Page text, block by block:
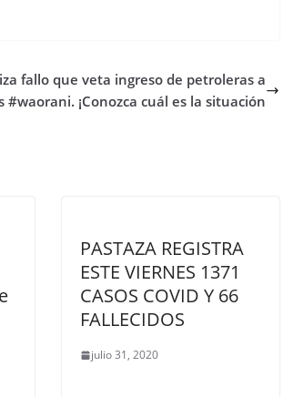
fallo que veta ingreso de petroleras a
#waorani. ¡Conozca cuál es la situación
PASTAZA REGISTRA
ESTE VIERNES 1371
CASOS COVID Y 66
FALLECIDOS
julio 31, 2020